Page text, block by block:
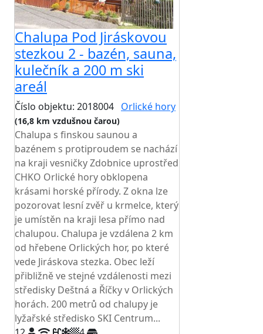
Chalupa Pod Jiráskovou
stezkou 2 - bazén, sauna,
kulečník a 200 m ski
areál
Číslo objektu: 2018004 Orlické hory
(16,8 km vzdušnou čarou)
Chalupa s finskou saunou a
bazénem s protiproudem se nachází
na kraji vesničky Zdobnice uprostřed
CHKO Orlické hory obklopena
krásami horské přírody. Z okna lze
pozorovat lesní zvěř u krmelce, který
je umístěn na kraji lesa přímo nad
chalupou. Chalupa je vzdálena 2 km
od hřebene Orlických hor, po které
vede Jiráskova stezka. Obec leží
přibližně ve stejné vzdálenosti mezi
středisky Deštná a Říčky v Orlických
horách. 200 metrů od chalupy je
lyžařské středisko SKI Centrum...